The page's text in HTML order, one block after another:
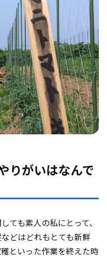
りがいはなんで
ても素人の私にとって、
どはどれもとても新鮮
といった作業を終えた時